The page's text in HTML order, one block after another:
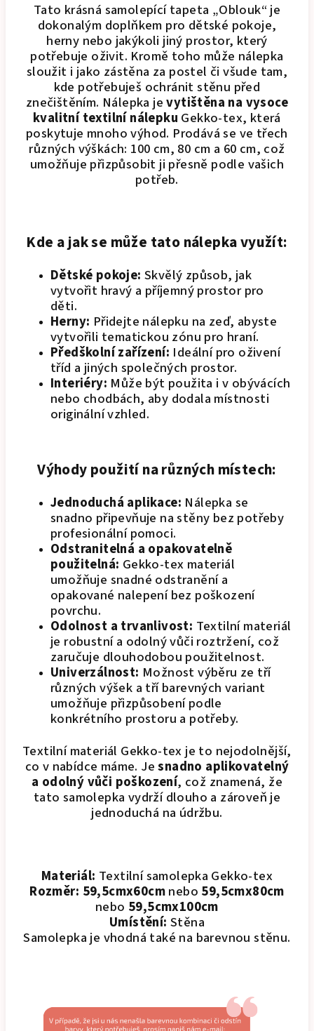
Tato krásná samolepící tapeta „Oblouk“ je
dokonalým doplňkem pro dětské pokoje,
herny nebo jakýkoli jiný prostor, který
potřebuje oživit. Kromě toho může nálepka
sloužit i jako zástěna za postel či všude tam,
kde potřebuješ ochránit stěnu před
znečištěním. Nálepka jevytištěna na vysoce
kvalitní textilní nálepku Gekko-tex, která
poskytuje mnoho výhod. Prodává se ve třech
různých výškách: 100 cm, 80 cm a 60 cm, což
umožňuje přizpůsobit ji přesně podle vašich
potřeb.
Kde a jak se může tato nálepka využít:
Dětské pokoje: Skvělý způsob, jak
vytvořit hravý a příjemný prostor pro
děti.
Herny: Přidejte nálepku na zeď, abyste
vytvořili tematickou zónu pro hraní.
Předškolní zařízení: Ideální pro oživení
tříd a jiných společných prostor.
Interiéry: Může být použita i v obývácích
nebo chodbách, aby dodala místnosti
originální vzhled.
Výhody použití na různých místech:
Jednoduchá aplikace: Nálepka se
snadno připevňuje na stěny bez potřeby
profesionální pomoci.
Odstranitelná a opakovatelně
použitelná: Gekko-tex materiál
umožňuje snadné odstranění a
opakované nalepení bez poškození
povrchu.
Odolnost a trvanlivost: Textilní materiál
je robustní a odolný vůči roztržení, což
zaručuje dlouhodobou použitelnost.
Univerzálnost: Možnost výběru ze tří
různých výšek a tří barevných variant
umožňuje přizpůsobení podle
konkrétního prostoru a potřeby.
Textilní materiál Gekko-tex je to nejodolnější,
co v nabídce máme. Jesnadno aplikovatelný
a odolný vůči poškození, což znamená, že
tato samolepka vydrží dlouho a zároveň je
jednoduchá na údržbu.
Materiál: Textilní samolepka Gekko-tex
Rozměr: 59,5cmx60cmnebo 59,5cmx80cm
nebo 59,5cmx100cm
Umístění: Stěna
Samolepka je vhodná také na barevnou stěnu.